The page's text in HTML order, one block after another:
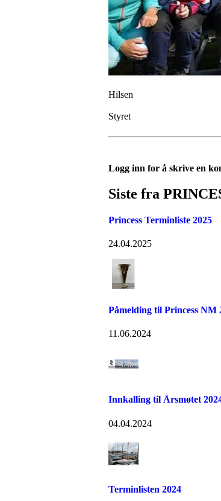
Hilsen
Styret
Logg inn for å skrive en
Siste fra
Princess Terminliste 2025
24.04.2025
Påmelding til Princess NM
11.06.2024
Innkalling til Årsmøtet
04.04.2024
Terminlisten 2024